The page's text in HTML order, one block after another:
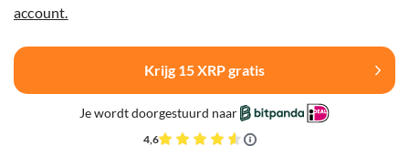
account.
Krijg 15 XRP gratis
Je wordt doorgestuurd naar
4,6